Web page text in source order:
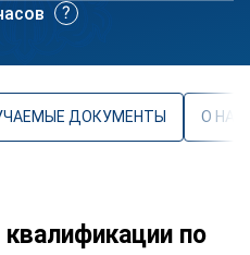
ДОКУМЕНТЫ О
по